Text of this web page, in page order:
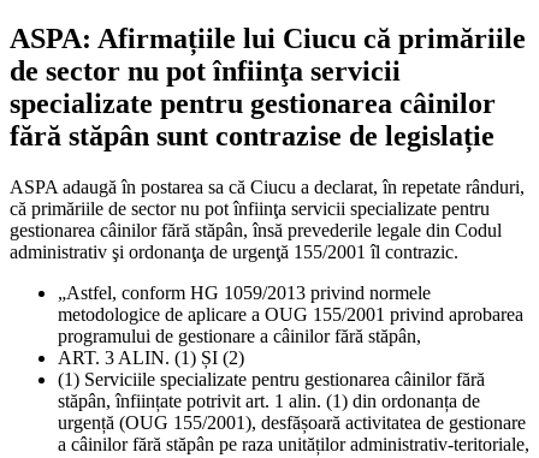
ASPA: Afirmațiile lui Ciucu că primăriile
de sector nu pot înfiinţa servicii
specializate pentru gestionarea câinilor
fără stăpân sunt contrazise de legislație
ASPA adaugă în postarea sa că Ciucu a declarat, în repetate rânduri,
că primăriile de sector nu pot înfiinţa servicii specializate pentru
gestionarea câinilor fără stăpân, însă prevederile legale din Codul
administrativ şi ordonanţa de urgenţă 155/2001 îl contrazic.
„Astfel, conform HG 1059/2013 privind normele
metodologice de aplicare a OUG 155/2001 privind aprobarea
programului de gestionare a câinilor fără stăpân,
ART. 3 ALIN. (1) ȘI (2)
(1) Serviciile specializate pentru gestionarea câinilor fără
stăpân, înființate potrivit art. 1 alin. (1) din ordonanța de
urgență (OUG 155/2001), desfășoară activitatea de gestionare
a câinilor fără stăpân pe raza unităților administrativ-teritoriale,